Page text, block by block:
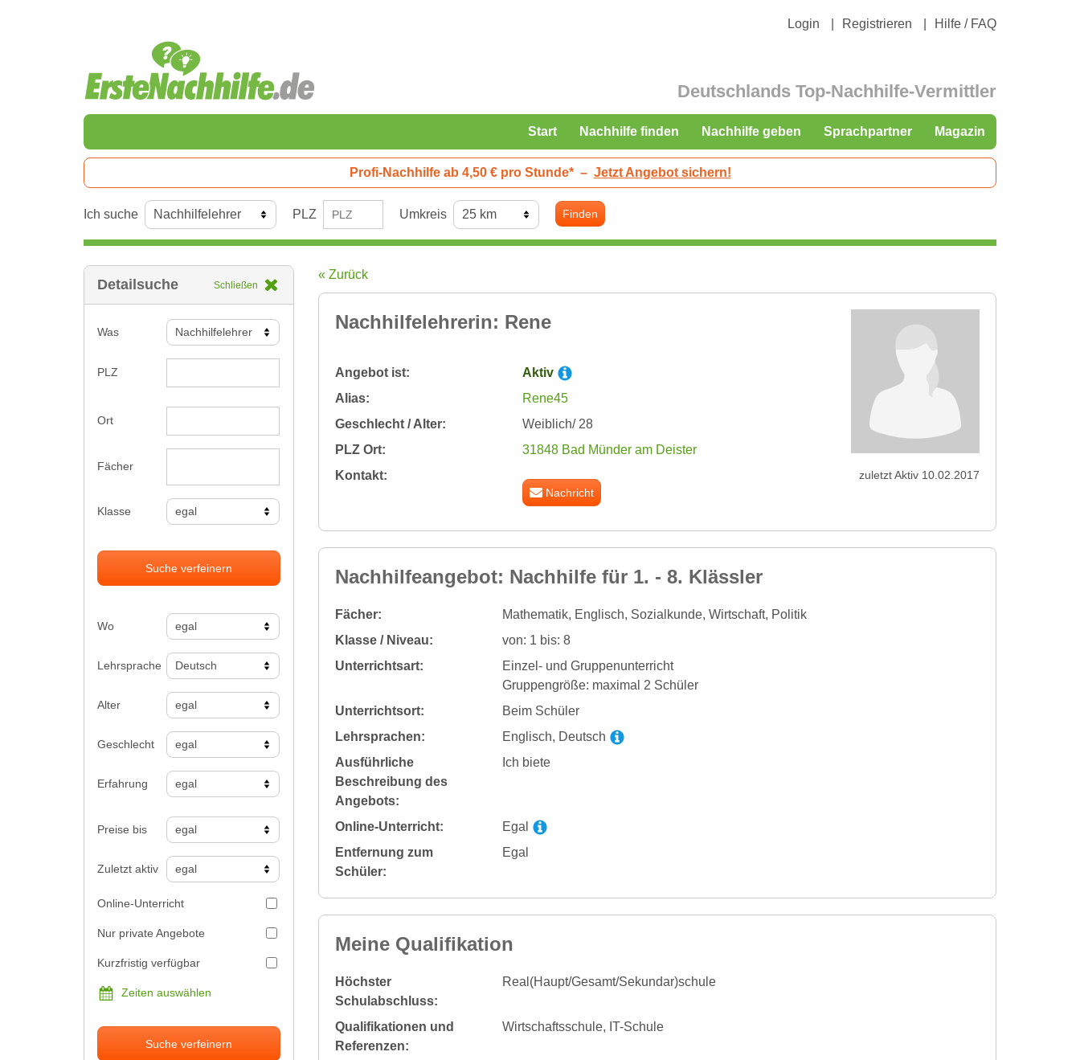
Login Registrieren Hilfe / FAQ
Deutschlands Top-Nachhilfe-Vermittler
Start Nachhilfe finden Nachhilfe geben Sprachpartner Magazin
Profi-Nachhilfe ab 4,50 € pro Stunde* – Jetzt Angebot sichern!
Ich suche PLZ Umkreis Finden
Detailsuche Schließen
Was
PLZ
Ort
Fächer
Klasse
Suche verfeinern
Wo
Lehrsprache
Alter
Geschlecht
Erfahrung
Preise bis
Zuletzt aktiv
Online-Unterricht
Nur private Angebote
Kurzfristig verfügbar
Zeiten auswählen
Suche verfeinern
« Zurück
Nachhilfelehrerin: Rene
Angebot ist:
Aktiv
Alias:
Rene45
Geschlecht / Alter:
Weiblich/ 28
PLZ Ort:
31848 Bad Münder am Deister
Kontakt:
Nachricht
zuletzt Aktiv 10.02.2017
Nachhilfeangebot: Nachhilfe für 1. - 8. Klässler
Fächer:
Mathematik, Englisch, Sozialkunde, Wirtschaft, Politik
Klasse / Niveau:
von: 1 bis: 8
Unterrichtsart:
Einzel- und Gruppenunterricht
Gruppengröße: maximal 2 Schüler
Unterrichtsort:
Beim Schüler
Lehrsprachen:
Englisch, Deutsch
Ausführliche
Beschreibung des
Angebots:
Ich biete
Online-Unterricht:
Egal
Entfernung zum
Schüler:
Egal
Meine Qualifikation
Höchster
Schulabschluss:
Real(Haupt/Gesamt/Sekundar)schule
Qualifikationen und
Referenzen:
Wirtschaftsschule, IT-Schule